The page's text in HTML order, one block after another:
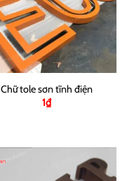
Chữ tole sơn tĩnh điện
1₫